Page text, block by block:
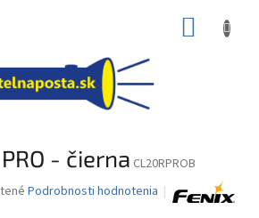
- čierna CL20RPROB
Podrobnosti hodnotenia